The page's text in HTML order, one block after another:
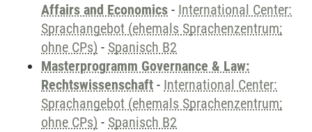
Affairs and Economics - International Center:
Sprachangebot (ehemals Sprachenzentrum;
ohne CPs) - Spanisch B2
Masterprogramm Governance & Law:
Rechtswissenschaft - International Center:
Sprachangebot (ehemals Sprachenzentrum;
ohne CPs) - Spanisch B2